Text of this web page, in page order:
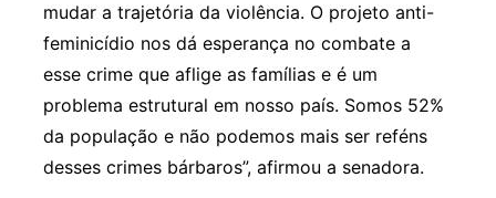
mudar a trajetória da violência. O projeto anti-
feminicídio nos dá esperança no combate a
esse crime que aflige as famílias e é um
problema estrutural em nosso país. Somos 52%
da população e não podemos mais ser reféns
desses crimes bárbaros”, afirmou a senadora.